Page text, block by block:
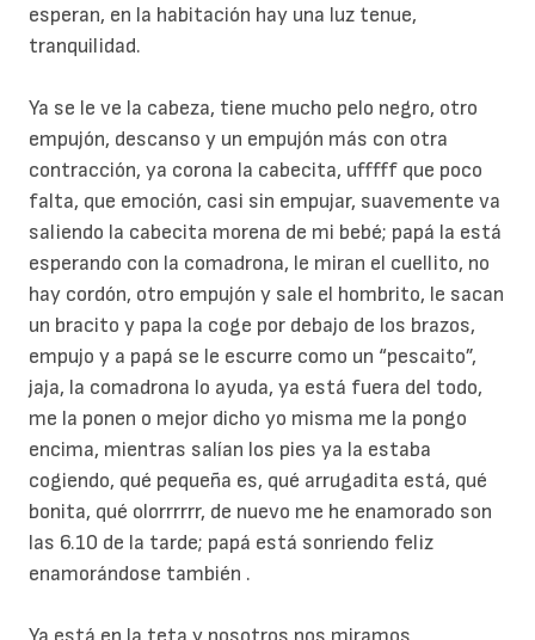
esperan, en la habitación hay una luz tenue,
tranquilidad.
Ya se le ve la cabeza, tiene mucho pelo negro, otro
empujón, descanso y un empujón más con otra
contracción, ya corona la cabecita, ufffff que poco
falta, que emoción, casi sin empujar, suavemente va
saliendo la cabecita morena de mi bebé; papá la está
esperando con la comadrona, le miran el cuellito, no
hay cordón, otro empujón y sale el hombrito, le sacan
un bracito y papa la coge por debajo de los brazos,
empujo y a papá se le escurre como un “pescaito”,
jaja, la comadrona lo ayuda, ya está fuera del todo,
me la ponen o mejor dicho yo misma me la pongo
encima, mientras salían los pies ya la estaba
cogiendo, qué pequeña es, qué arrugadita está, qué
bonita, qué olorrrrrr, de nuevo me he enamorado son
las 6.10 de la tarde; papá está sonriendo feliz
enamorándose también .